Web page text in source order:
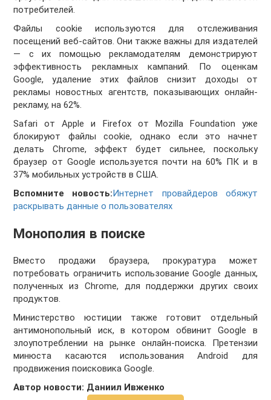
потребителей.
Файлы cookie используются для отслеживания
посещений веб-сайтов. Они также важны для издателей
— с их помощью рекламодателям демонстрируют
эффективность рекламных кампаний. По оценкам
Google, удаление этих файлов снизит доходы от
рекламы новостных агентств, показывающих онлайн-
рекламу, на 62%.
Safari от Apple и Firefox от Mozilla Foundation уже
блокируют файлы cookie, однако если это начнет
делать Chrome, эффект будет сильнее, поскольку
браузер от Google используется почти на 60% ПК и в
37% мобильных устройств в США.
Вспомните новость:Интернет провайдеров обяжут
раскрывать данные о пользователях
Монополия в поиске
Вместо продажи браузера, прокуратура может
потребовать ограничить использование Google данных,
полученных из Chrome, для поддержки других своих
продуктов.
Министерство юстиции также готовит отдельный
антимонопольный иск, в котором обвинит Google в
злоупотреблении на рынке онлайн-поиска. Претензии
минюста касаются использования Android для
продвижения поисковика Google.
Автор новости: Даниил Ивженко